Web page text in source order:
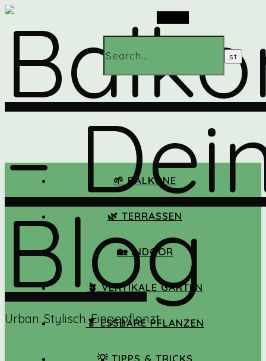
Urban. Stylisch. Eingepflanzt.
🌱 BALKONE
🌿 TERRASSEN
🏡 INDOOR
🪴 VERTIKALE GÄRTEN
🥬 ESSBARE PFLANZEN
💡 TIPPS & TRICKS